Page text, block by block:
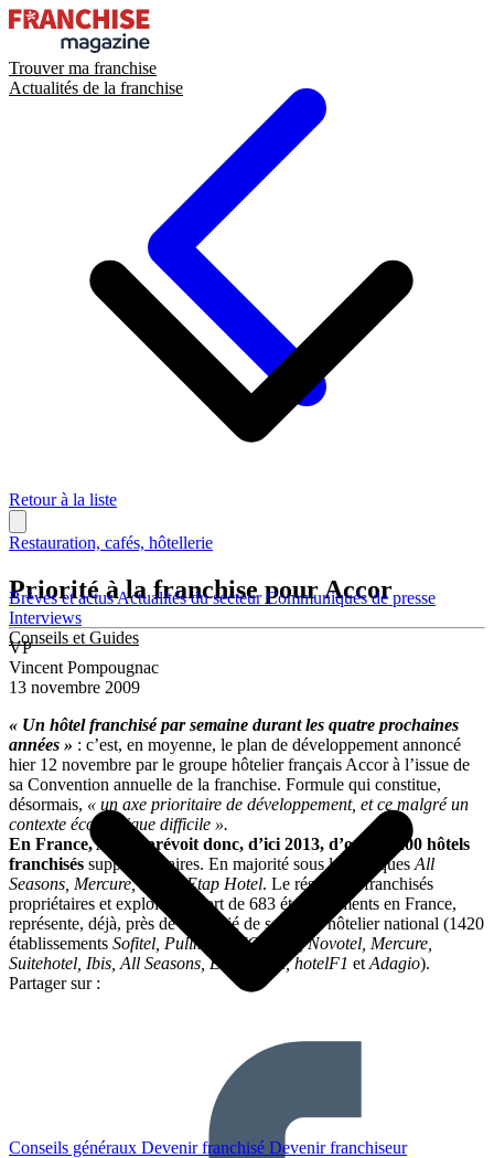
Trouver ma franchise
Actualités de la franchise
Brèves et actusActualités du secteurCommuniqués de presse
Interviews
Conseils et Guides
Conseils généraux Devenir franchisé Devenir franchiseur
Retour à la liste
Restauration, cafés, hôtellerie
Priorité à la franchise pour Accor
VP
Vincent Pompougnac
13 novembre 2009
« Un hôtel franchisé par semaine durant les quatre prochaines
années » : c’est, en moyenne, le plan de développement annoncé
hier 12 novembre par le groupe hôtelier français Accor à l’issue de
sa Convention annuelle de la franchise. Formule qui constitue,
désormais, « un axe prioritaire de développement, et ce malgré un
contexte économique difficile ».
En France, Accor prévoit donc, d’ici 2013, d’ouvrir 200 hôtels
franchisés supplémentaires. En majorité sous les marques All
Seasons, Mercure, Ibis
etEtap Hotel. Le réseau de franchisés
propriétaires et exploitants, fort de 683 établissements en France,
représente, déjà, près de la moitié de son parc hôtelier national (1420
établissements Sofitel, Pullman, MGallery, Novotel, Mercure,
Suitehotel, Ibis, All Seasons, Etap Hotel, hotelF1 et Adagio).
Partager sur :